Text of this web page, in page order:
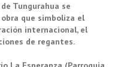
Tungurahua se
que simboliza el
internacional, el
de regantes.